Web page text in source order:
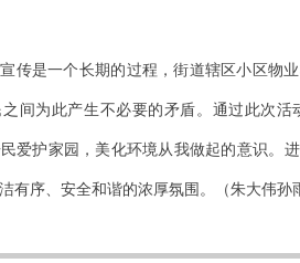
传是一个长期的过程，街道辖区小区物
间为此产生不必要的矛盾。通过此次
爱护家园，美化环境从我做起的意识。
有序、安全和谐的浓厚氛围。（朱大伟孙